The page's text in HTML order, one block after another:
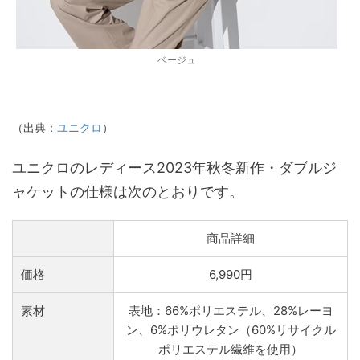
ベージュ
（出典： ユニクロ ）
ユニクロのレディース2023年秋冬新作・ダブルジ
ャケットの仕様は次のとおりです。
商品詳細
価格 6,990円
素材
表地：66%ポリエステル、28%レーヨ
ン、6%ポリウレタン（60%リサイクル
ポリエステル繊維を使用）